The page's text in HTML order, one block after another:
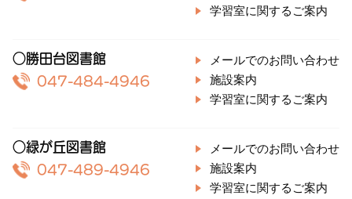
学習室に関するご案内
○勝田台図書館
047-484-4946
メールでのお問い合わせ
施設案内
学習室に関するご案内
○緑が丘図書館
047-489-4946
メールでのお問い合わせ
施設案内
学習室に関するご案内